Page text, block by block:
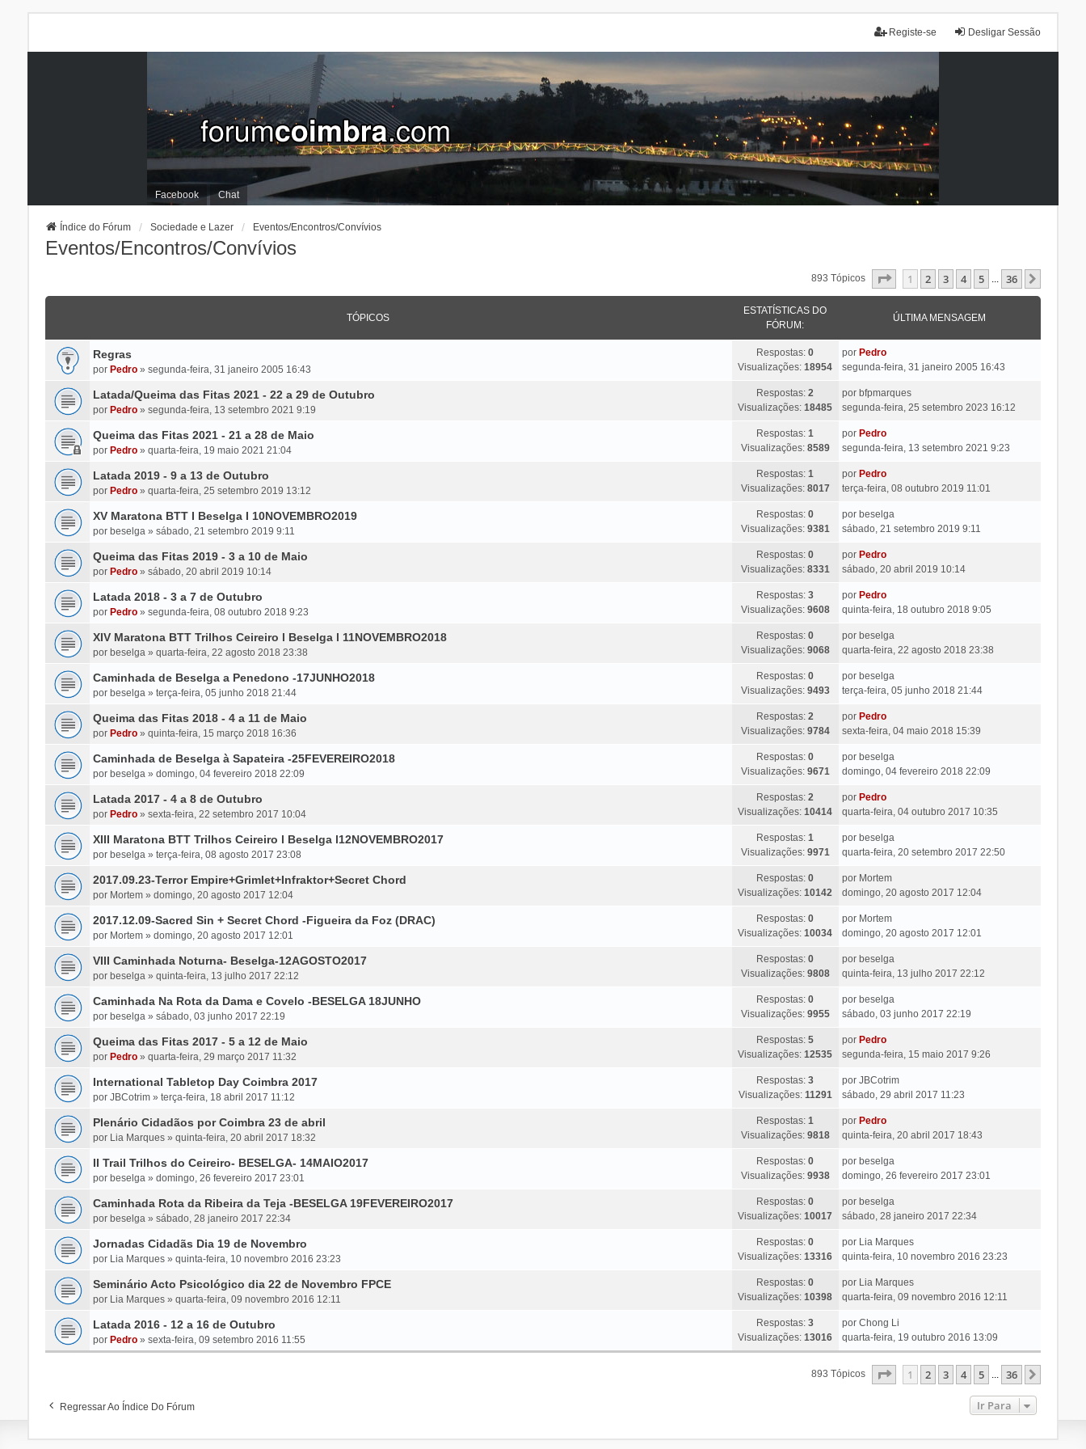
Desligar Sessão
Registe-se
Facebook Chat
Índice do Fórum Sociedade e Lazer Eventos/Encontros/Convívios
Eventos/Encontros/Convívios
893 Tópicos Página1 De 36
1 2 3 4 5 ... 36
TÓPICOS
ESTATÍSTICAS DO
FÓRUM:
ÚLTIMA MENSAGEM
Regras
por Pedro» segunda-feira, 31 janeiro 2005 16:43
Respostas:0
Visualizações:18954
por Pedro
segunda-feira, 31 janeiro 2005 16:43
Latada/Queima das Fitas 2021 - 22 a 29 de Outubro
por Pedro» segunda-feira, 13 setembro 2021 9:19
Respostas:2
Visualizações:18485
por bfpmarques
segunda-feira, 25 setembro 2023 16:12
Queima das Fitas 2021 - 21 a 28 de Maio
por Pedro» quarta-feira, 19 maio 2021 21:04
Respostas:1
Visualizações: 8589
por Pedro
segunda-feira, 13 setembro 2021 9:23
Latada 2019 - 9 a 13 de Outubro
por Pedro» quarta-feira, 25 setembro 2019 13:12
Respostas:1
Visualizações: 8017
por Pedro
terça-feira, 08 outubro 2019 11:01
XV Maratona BTT I Beselga I 10NOVEMBRO2019
por beselga» sábado, 21 setembro 2019 9:11
Respostas:0
Visualizações: 9381
por beselga
sábado, 21 setembro 2019 9:11
Queima das Fitas 2019 - 3 a 10 de Maio
por Pedro» sábado, 20 abril 2019 10:14
Respostas:0
Visualizações: 8331
por Pedro
sábado, 20 abril 2019 10:14
Latada 2018 - 3 a 7 de Outubro
por Pedro» segunda-feira, 08 outubro 2018 9:23
Respostas:3
Visualizações: 9608
por Pedro
quinta-feira, 18 outubro 2018 9:05
XIV Maratona BTT Trilhos Ceireiro l Beselga l 11NOVEMBRO2018
por beselga» quarta-feira, 22 agosto 2018 23:38
Respostas:0
Visualizações: 9068
por beselga
quarta-feira, 22 agosto 2018 23:38
Caminhada de Beselga a Penedono -17JUNHO2018
por beselga» terça-feira, 05 junho 2018 21:44
Respostas:0
Visualizações: 9493
por beselga
terça-feira, 05 junho 2018 21:44
Queima das Fitas 2018 - 4 a 11 de Maio
por Pedro» quinta-feira, 15 março 2018 16:36
Respostas:2
Visualizações: 9784
por Pedro
sexta-feira, 04 maio 2018 15:39
Caminhada de Beselga à Sapateira -25FEVEREIRO2018
por beselga» domingo, 04 fevereiro 2018 22:09
Respostas:0
Visualizações: 9671
por beselga
domingo, 04 fevereiro 2018 22:09
Latada 2017 - 4 a 8 de Outubro
por Pedro» sexta-feira, 22 setembro 2017 10:04
Respostas:2
Visualizações:10414
por Pedro
quarta-feira, 04 outubro 2017 10:35
XIII Maratona BTT Trilhos Ceireiro l Beselga l12NOVEMBRO2017
por beselga» terça-feira, 08 agosto 2017 23:08
Respostas:1
Visualizações: 9971
por beselga
quarta-feira, 20 setembro 2017 22:50
2017.09.23-Terror Empire+Grimlet+Infraktor+Secret Chord
por Mortem» domingo, 20 agosto 2017 12:04
Respostas:0
Visualizações:10142
por Mortem
domingo, 20 agosto 2017 12:04
2017.12.09-Sacred Sin + Secret Chord -Figueira da Foz (DRAC)
por Mortem» domingo, 20 agosto 2017 12:01
Respostas:0
Visualizações:10034
por Mortem
domingo, 20 agosto 2017 12:01
VIII Caminhada Noturna- Beselga-12AGOSTO2017
por beselga» quinta-feira, 13 julho 2017 22:12
Respostas:0
Visualizações: 9808
por beselga
quinta-feira, 13 julho 2017 22:12
Caminhada Na Rota da Dama e Covelo -BESELGA 18JUNHO
por beselga» sábado, 03 junho 2017 22:19
Respostas:0
Visualizações: 9955
por beselga
sábado, 03 junho 2017 22:19
Queima das Fitas 2017 - 5 a 12 de Maio
por Pedro» quarta-feira, 29 março 2017 11:32
Respostas:5
Visualizações:12535
por Pedro
segunda-feira, 15 maio 2017 9:26
International Tabletop Day Coimbra 2017
por JBCotrim» terça-feira, 18 abril 2017 11:12
Respostas:3
Visualizações: 11291
por JBCotrim
sábado, 29 abril 2017 11:23
Plenário Cidadãos por Coimbra 23 de abril
por Lia Marques» quinta-feira, 20 abril 2017 18:32
Respostas:1
Visualizações: 9818
por Pedro
quinta-feira, 20 abril 2017 18:43
II Trail Trilhos do Ceireiro- BESELGA- 14MAIO2017
por beselga» domingo, 26 fevereiro 2017 23:01
Respostas:0
Visualizações: 9938
por beselga
domingo, 26 fevereiro 2017 23:01
Caminhada Rota da Ribeira da Teja -BESELGA 19FEVEREIRO2017
por beselga» sábado, 28 janeiro 2017 22:34
Respostas:0
Visualizações:10017
por beselga
sábado, 28 janeiro 2017 22:34
Jornadas Cidadãs Dia 19 de Novembro
por Lia Marques» quinta-feira, 10 novembro 2016 23:23
Respostas:0
Visualizações:13316
por Lia Marques
quinta-feira, 10 novembro 2016 23:23
Seminário Acto Psicológico dia 22 de Novembro FPCE
por Lia Marques» quarta-feira, 09 novembro 2016 12:11
Respostas:0
Visualizações:10398
por Lia Marques
quarta-feira, 09 novembro 2016 12:11
Latada 2016 - 12 a 16 de Outubro
por Pedro» sexta-feira, 09 setembro 2016 11:55
Respostas:3
Visualizações:13016
por Chong Li
quarta-feira, 19 outubro 2016 13:09
893 Tópicos Página1 De 36
1 2 3 4 5 ... 36
Regressar Ao Índice Do Fórum Ir Para